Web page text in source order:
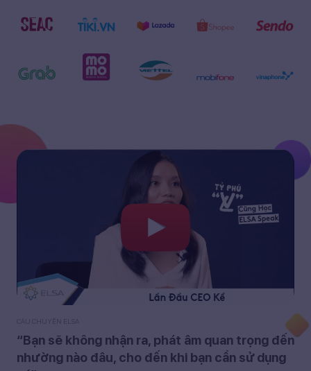
CÂU CHUYỆN ELSA
“Bạn sẽ không nhận ra, phát âm quan trọng đến
nhường nào đâu, cho đến khi bạn cần sử dụng